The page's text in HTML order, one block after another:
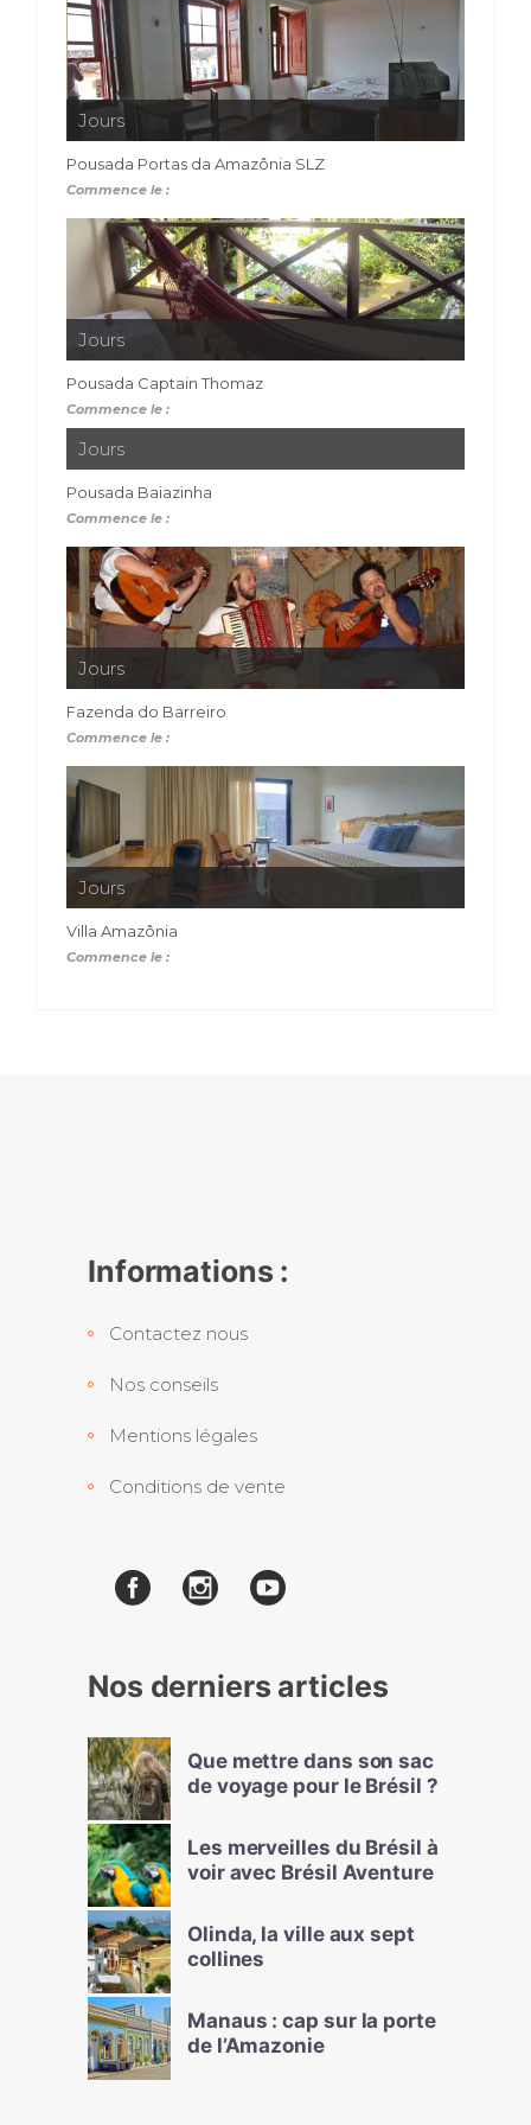
Jours
Pousada Portas da Amazônia SLZ
Commence le :
Jours
Pousada Captain Thomaz
Commence le :
Jours
Pousada Baiazinha
Commence le :
Jours
Fazenda do Barreiro
Commence le :
Jours
Villa Amazônia
Commence le :
Informations :
Contactez nous
Nos conseils
Mentions légales
Conditions de vente
Nos derniers articles
Que mettre dans son sac
de voyage pour le Brésil ?
Les merveilles du Brésil à
voir avec Brésil Aventure
Olinda, la ville aux sept
collines
Manaus : cap sur la porte
de l’Amazonie